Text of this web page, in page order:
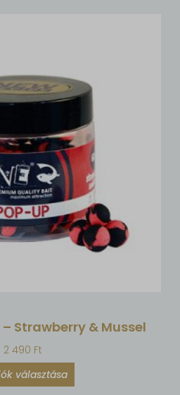
– Strawberry & Mussel
2 490 Ft
választása